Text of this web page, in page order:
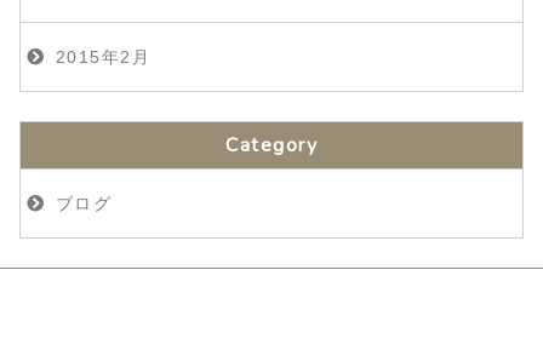
2015年2月
Category
ブログ